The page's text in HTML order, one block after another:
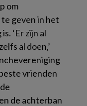
om
geven in het
‘Er zijn al
al doen,’
vrienden
de achterban